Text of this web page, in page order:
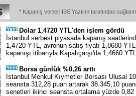
* Kapanış verileri IBS Yazılım tarafından
Dolar 1,4720 YTL'den işlem gördü
İstanbul serbest piyasada kapanış
1,4720 YTL, avronun satış fiyatı 1,8680
kapanışı itibarıyla Kapalıçarşı'da 1,4660
Borsa günlük %0,26 arttı
İstanbul Menkul Kıymetler Borsası Ulusal
seansta 312,28 puan artarak 38.345,10
senetleri ikinci seansta ortalama yüzde 0,82